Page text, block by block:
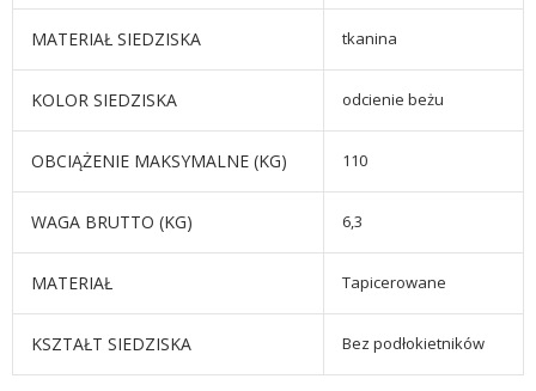
MATERIAŁ SIEDZISKA tkanina
KOLOR SIEDZISKA odcienie beżu
OBCIĄŻENIE MAKSYMALNE (KG) 110
WAGA BRUTTO (KG) 6,3
MATERIAŁ Tapicerowane
KSZTAŁT SIEDZISKA Bez podłokietników